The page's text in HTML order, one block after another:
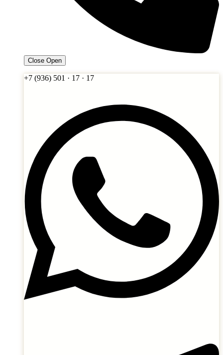
Close Open
+7 (936) 501 · 17 · 17